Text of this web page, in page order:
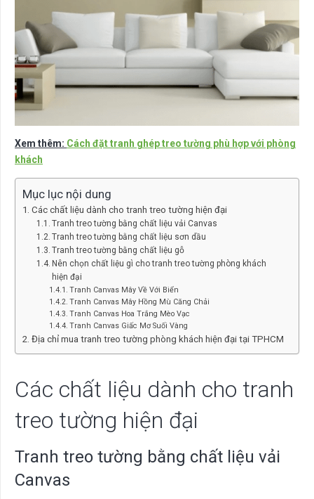
Xem thêm: Cách đặt tranh ghép treo tường phù hợp với phòng
khách
Mục lục nội dung
Các chất liệu dành cho tranh treo tường hiện đại
Tranh treo tường bằng chất liệu vải Canvas
Tranh treo tường bằng chất liệu sơn dầu
Tranh treo tường bằng chất liệu gỗ
Nên chọn chất liệu gì cho tranh treo tường phòng khách
hiện đại
Tranh Canvas Mây Về Với Biển
Tranh Canvas Mây Hồng Mù Căng Chải
Tranh Canvas Hoa Trắng Mèo Vạc
Tranh Canvas Giấc Mơ Suối Vàng
Địa chỉ mua tranh treo tường phòng khách hiện đại tại TPHCM
Các chất liệu dành cho tranh
treo tường hiện đại
Tranh treo tường bằng chất liệu vải
Canvas